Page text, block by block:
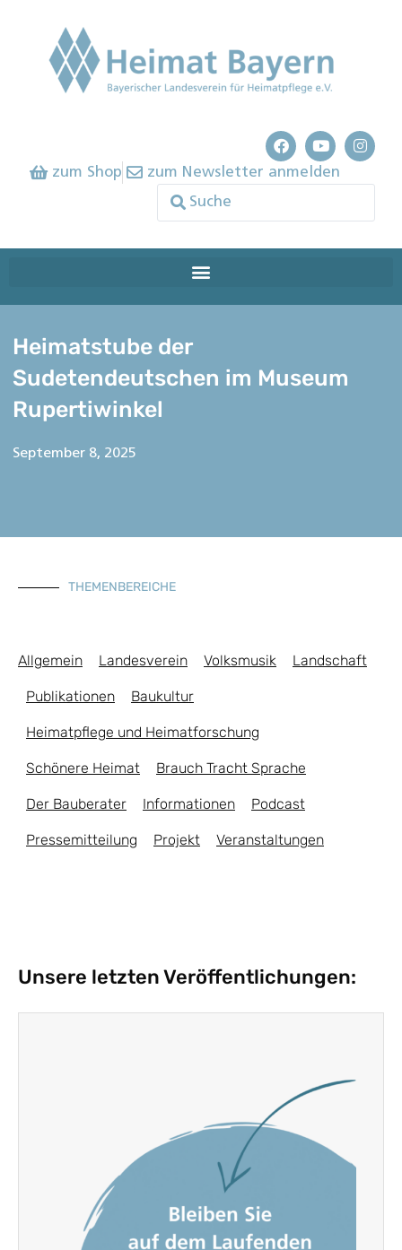
zum Shop zum Newsletter anmelden
Heimatstube der
Sudetendeutschen im Museum
Rupertiwinkel
September 8, 2025
THEMENBEREICHE
Allgemein Landesverein Volksmusik Landschaft
Publikationen Baukultur
Heimatpflege und Heimatforschung
Schönere Heimat Brauch Tracht Sprache
Der Bauberater Informationen Podcast
Pressemitteilung Projekt Veranstaltungen
Unsere letzten Veröffentlichungen: